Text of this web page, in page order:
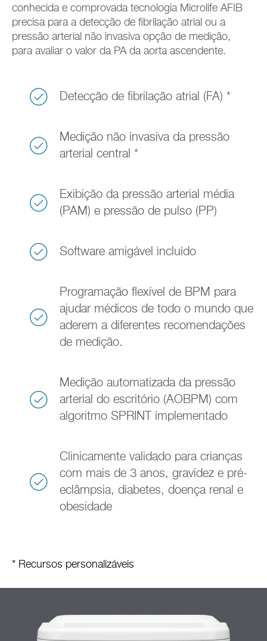
conhecida e comprovada tecnologia Microlife AFIB
precisa para a detecção de fibrilação atrial ou a
pressão arterial não invasiva opção de medição,
para avaliar o valor da PA da aorta ascendente.
Detecção de fibrilação atrial (FA) *
Medição não invasiva da pressão
arterial central *
Exibição da pressão arterial média
(PAM) e pressão de pulso (PP)
Software amigável incluído
Programação flexível de BPM para
ajudar médicos de todo o mundo que
aderem a diferentes recomendações
de medição.
Medição automatizada da pressão
arterial do escritório (AOBPM) com
algoritmo SPRINT implementado
Clinicamente validado para crianças
com mais de 3 anos, gravidez e pré-
eclâmpsia, diabetes, doença renal e
obesidade
* Recursos personalizáveis